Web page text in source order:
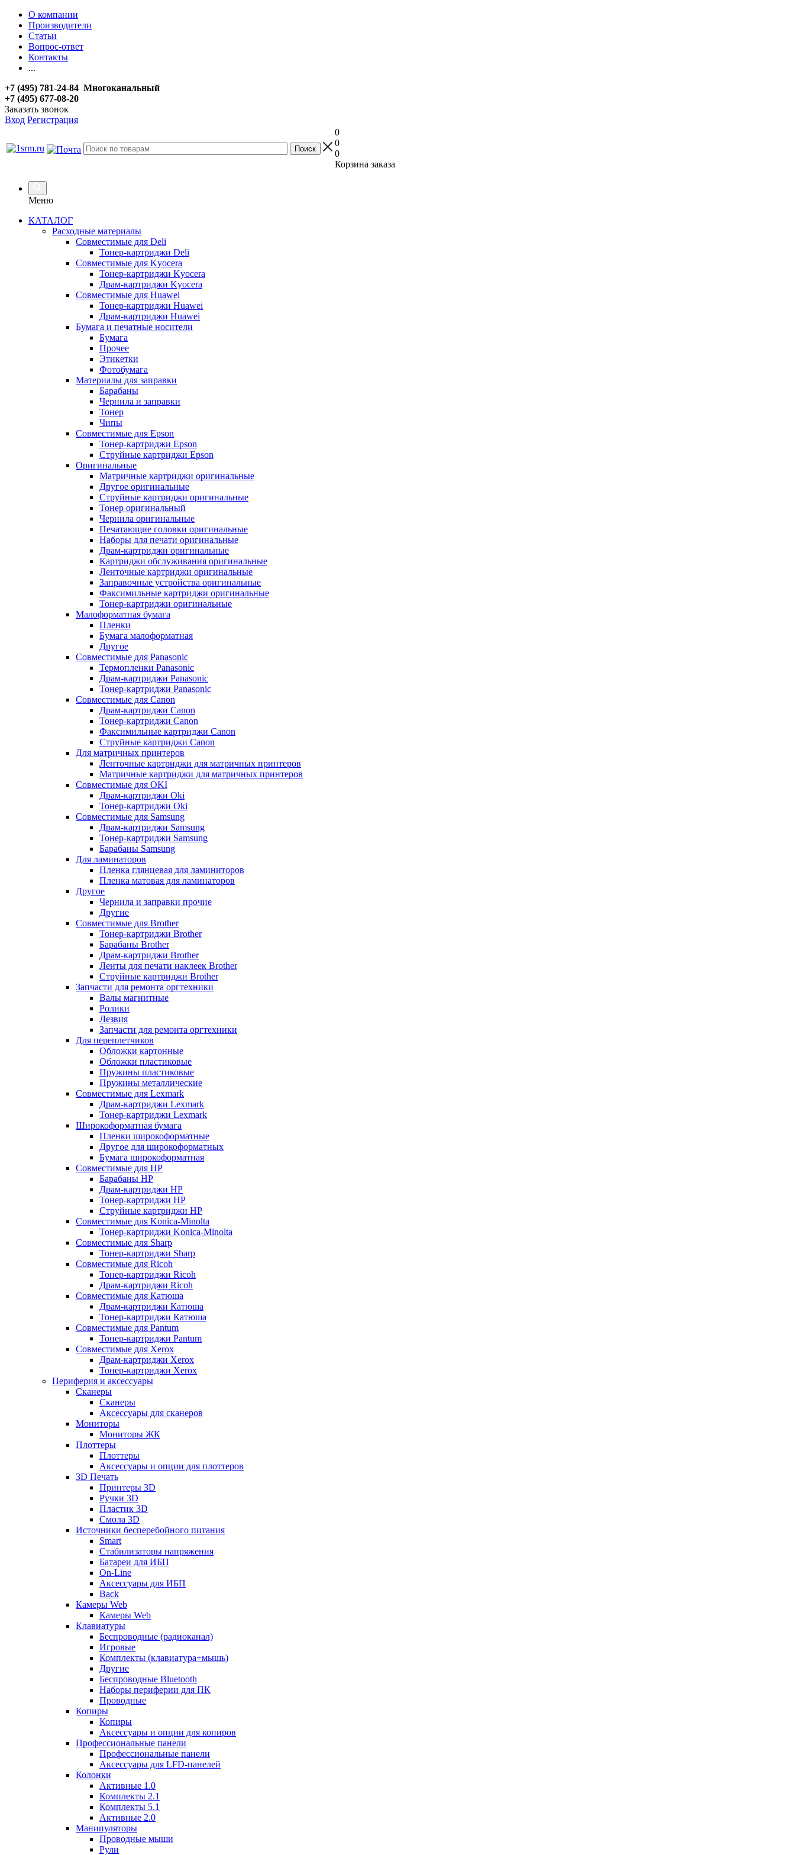
О компании
Производители
Статьи
Вопрос-ответ
Контакты
...
+7 (495) 781-24-84 Многоканальный
+7 (495) 677-08-20
Заказать звонок
Вход Регистрация
0
0
0
Корзина заказа
Меню
КАТАЛОГ
Расходные материалы
Совместимые для Deli
Тонер-картриджи Deli
Совместимые для Kyocera
Тонер-картриджи Kyocera
Драм-картриджи Kyocera
Совместимые для Huawei
Тонер-картриджи Huawei
Драм-картриджи Huawei
Бумага и печатные носители
Бумага
Прочее
Этикетки
Фотобумага
Материалы для заправки
Барабаны
Чернила и заправки
Тонер
Чипы
Совместимые для Epson
Тонер-картриджи Epson
Струйные картриджи Epson
Оригинальные
Матричные картриджи оригинальные
Другое оригинальные
Струйные картриджи оригинальные
Тонер оригинальный
Чернила оригинальные
Печатающие головки оригинальные
Наборы для печати оригинальные
Драм-картриджи оригинальные
Картриджи обслуживания оригинальные
Ленточные картриджи оригинальные
Заправочные устройства оригинальные
Факсимильные картриджи оригинальные
Тонер-картриджи оригинальные
Малоформатная бумага
Пленки
Бумага малоформатная
Другое
Совместимые для Panasonic
Термопленки Panasonic
Драм-картриджи Panasonic
Тонер-картриджи Panasonic
Совместимые для Canon
Драм-картриджи Canon
Тонер-картриджи Canon
Факсимильные картриджи Canon
Струйные картриджи Canon
Для матричных принтеров
Ленточные картриджи для матричных принтеров
Матричные картриджи для матричных принтеров
Совместимые для OKI
Драм-картриджи Oki
Тонер-картриджи Oki
Совместимые для Samsung
Драм-картриджи Samsung
Тонер-картриджи Samsung
Барабаны Samsung
Для ламинаторов
Пленка глянцевая для ламиниторов
Пленка матовая для ламинаторов
Другое
Чернила и заправки прочие
Другие
Совместимые для Brother
Тонер-картриджи Brother
Барабаны Brother
Драм-картриджи Brother
Ленты для печати наклеек Brother
Струйные картриджи Brother
Запчасти для ремонта оргтехники
Валы магнитные
Ролики
Лезвия
Запчасти для ремонта оргтехники
Для переплетчиков
Обложки картонные
Обложки пластиковые
Пружины пластиковые
Пружины металлические
Совместимые для Lexmark
Драм-картриджи Lexmark
Тонер-картриджи Lexmark
Широкоформатная бумага
Пленки широкоформатные
Другое для широкоформатных
Бумага широкоформатная
Совместимые для HP
Барабаны HP
Драм-картриджи HP
Тонер-картриджи HP
Струйные картриджи HP
Совместимые для Konica-Minolta
Тонер-картриджи Konica-Minolta
Совместимые для Sharp
Тонер-картриджи Sharp
Совместимые для Ricoh
Тонер-картриджи Ricoh
Драм-картриджи Ricoh
Совместимые для Катюша
Драм-картриджи Катюша
Тонер-картриджи Катюша
Совместимые для Pantum
Тонер-картриджи Pantum
Совместимые для Xerox
Драм-картриджи Xerox
Тонер-картриджи Xerox
Периферия и аксессуары
Сканеры
Сканеры
Аксессуары для сканеров
Мониторы
Мониторы ЖК
Плоттеры
Плоттеры
Аксессуары и опции для плоттеров
3D Печать
Принтеры 3D
Ручки 3D
Пластик 3D
Смола 3D
Источники бесперебойного питания
Smart
Стабилизаторы напряжения
Батареи для ИБП
On-Line
Аксессуары для ИБП
Back
Камеры Web
Камеры Web
Клавиатуры
Беспроводные (радиоканал)
Игровые
Комплекты (клавиатура+мышь)
Другие
Беспроводные Bluetooth
Наборы периферии для ПК
Проводные
Копиры
Копиры
Аксессуары и опции для копиров
Профессиональные панели
Профессиональные панели
Аксессуары для LFD-панелей
Колонки
Активные 1.0
Комплекты 2.1
Комплекты 5.1
Активные 2.0
Манипуляторы
Проводные мыши
Рули